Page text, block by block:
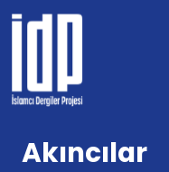
Akıncılar